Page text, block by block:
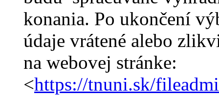
konania. Po ukončení
údaje vrátené alebo
na webovej stránke:
<https://tnuni.sk/